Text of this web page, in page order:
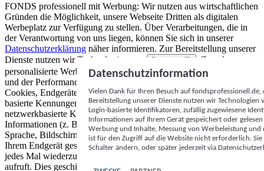
FONDS professionell mit Werbung: Wir nutzen aus wirtschaftlichen
Gründen die Möglichkeit, unsere Webseite Dritten als digitalen
Werbeplatz zur Verfügung zu stellen. Über Verarbeitungen, die in
der Verantwortung von uns liegen, können Sie sich in unserer
Datenschutzerklärung näher informieren. Zur Bereitstellung unserer
Dienste nutzen wir Technologien von
Partnern (5)
. Zwecke:
personalisierte Werbung und Inhalte, Messung von Werbeleistung
und der Performance von Inhalten sowie Zielgruppenforschung.
Cookies, Endgeräte- oder ähnliche Online-Kennungen (z. B. login-
basierte Kennungen, zufällig generierte Kennungen,
netzwerkbasierte Kennungen) können zusammen mit anderen
Informationen (z. B. Browsertyp und Browserinformationen,
Sprache, Bildschirmgröße, unterstützte Technologien usw.) auf
Ihrem Endgerät gespeichert oder von dort ausgelesen werden, um es
jedes Mal wiederzuerkennen, wenn es eine App oder einer Webseite
aufruft. Dies geschieht für einen oder mehrere der hier aufgeführten
Datenschutzinformation
Vielen Dank für Ihren Besuch auf
Bereitstellung unserer Dienste nutzen wir Technologien
Login-basierte Identifikatoren, zufällig zugewiesene
Informationen auf Ihrem Gerät gespeichert oder
Werbung und Inhalte, Messung von Werbeleistung
ist für den Zugriff auf die Website nicht erforderlich.
Schalter ändern, oder später jederzeit via